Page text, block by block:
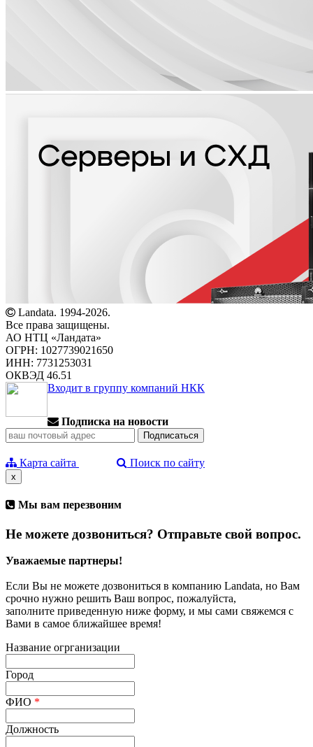
Landata. 1994-2026.
Все права защищены.
АО НТЦ «Ландата»
ОГРН: 1027739021650
ИНН: 7731253031
ОКВЭД 46.51
Входит в группу компаний НКК
Подписка на новости
Карта сайта Поиск по сайту
x
Мы вам перезвоним
Не можете дозвониться? Отправьте свой вопрос.
Уважаемые партнеры!
Если Вы не можете дозвониться в компанию Landata, но Вам
срочно нужно решить Ваш вопрос, пожалуйста,
заполните приведенную ниже форму, и мы сами свяжемся с
Вами в самое ближайшее время!
Название огрганизации
Город
ФИО *
Должность